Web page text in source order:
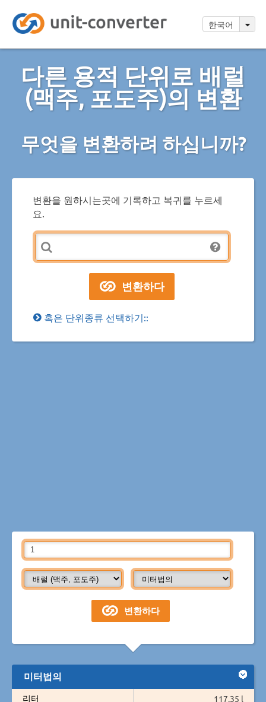
한국어
다른 용적 단위로 배럴
(맥주, 포도주)의 변환
무엇을 변환하려 하십니까?
변환을 원하시는곳에 기록하고 복귀를 누르세
요.
혹은 단위종류 선택하기::
미터법의
리터
117.35 l